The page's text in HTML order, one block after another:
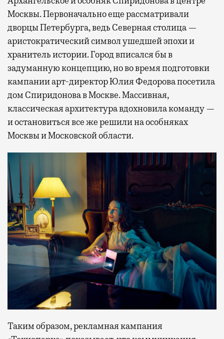
Москвы. Первоначально еще рассматривали
дворцы Петербурга, ведь Северная столица —
аристократический символ ушедшей эпохи и
хранитель истории. Город вписался бы в
задуманную концепцию, но во время подготовки
кампании арт-директор Юлия Федорова посетила
дом Спиридонова в Москве. Массивная,
классическая архитектура вдохновила команду —
и остановиться все же решили на особняках
Москвы и Московской области.
Таким образом, рекламная кампания